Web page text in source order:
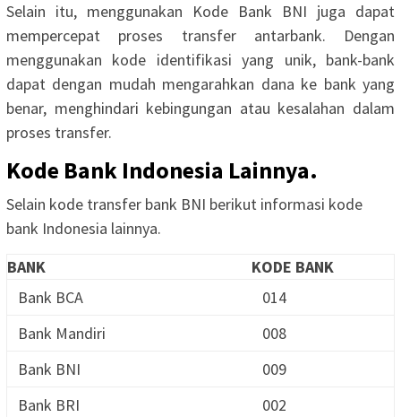
Selain itu, menggunakan Kode Bank BNI juga dapat
mempercepat proses transfer antarbank. Dengan
menggunakan kode identifikasi yang unik, bank-bank
dapat dengan mudah mengarahkan dana ke bank yang
benar, menghindari kebingungan atau kesalahan dalam
proses transfer.
Kode Bank Indonesia Lainnya.
Selain kode transfer bank BNI berikut informasi kode
bank Indonesia lainnya.
BANK
KODE BANK
Bank BCA
014
Bank Mandiri
008
Bank BNI
009
Bank BRI
002